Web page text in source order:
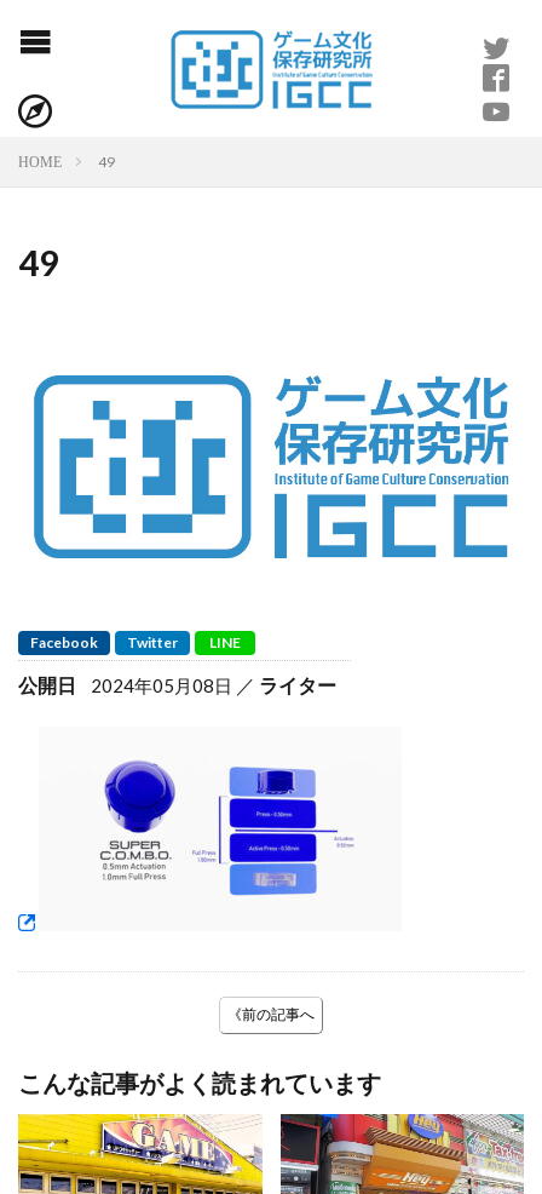
HOME 49
49
Facebook Twitter LINE
公開日 2024年05月08日 ライター
《前の記事へ
こんな記事がよく読まれています